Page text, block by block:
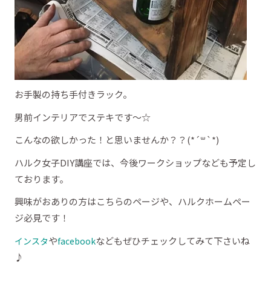
お手製の持ち手付きラック。
男前インテリアでステキです～☆
こんなの欲しかった！と思いませんか？？(*´꒳`*)
ハルク女子DIY講座では、今後ワークショップなども予定し
ております。
興味がおありの方はこちらのページや、ハルクホームペー
ジ必見です！
インスタやfacebookなどもぜひチェックしてみて下さいね
♪